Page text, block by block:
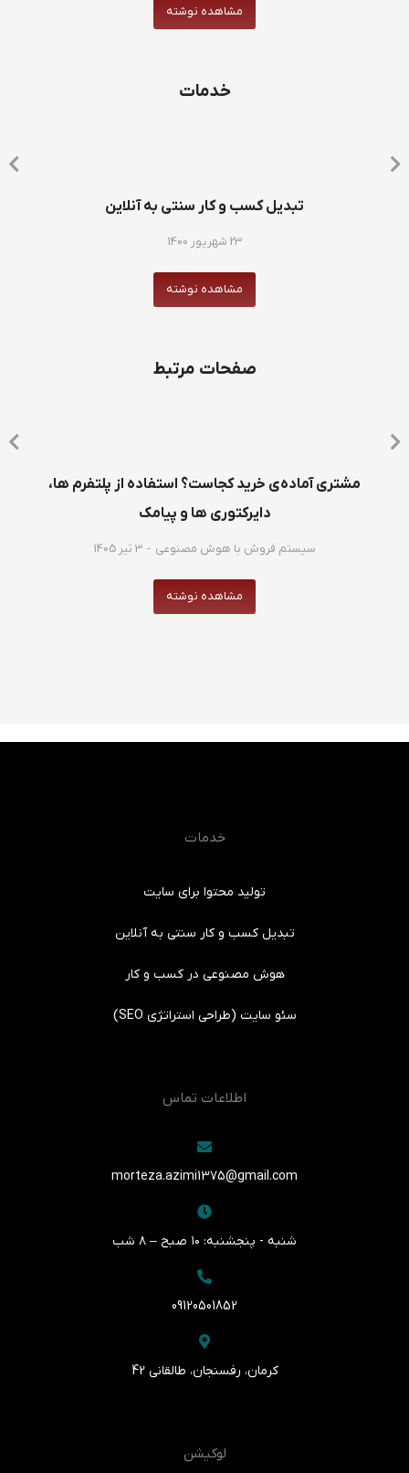
مشاهده نوشته
خدمات
تبدیل کسب و کار سنتی به آنلاین
23 شهریور 1400
مشاهده نوشته
صفحات مرتبط
مشتری آماده‌ی خرید کجاست؟ استفاده از پلتفرم ها،
دایرکتوری ها و پیامک
سیستم فروش با هوش مصنوعی 3 تیر 1405
مشاهده نوشته
خدمات
تولید محتوا برای سایت
تبدیل کسب و کار سنتی به آنلاین
هوش مصنوعی در کسب و کار
سئو سایت (طراحی استراتژی SEO)
اطلاعات تماس
morteza.azimi1375@gmail.com
شنبه - پنجشنبه: ۱۰ صبح – ۸ شب
09120501852
کرمان، رفسنجان، طالقانی 42
لوکیشن